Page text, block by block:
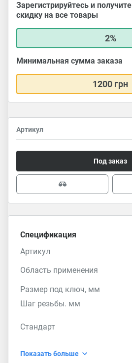
Зарегистрируйтесь и получите
скидку на все товары
2%
Минимальная сумма заказа
1200 грн
Артикул
Под заказ
Спецификация
Артикул
Область применения
Размер под ключ, мм
Шаг резьбы. мм
Стандарт
Показать больше